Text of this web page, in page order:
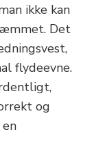
ikke kan
Det
flydeevne.
og